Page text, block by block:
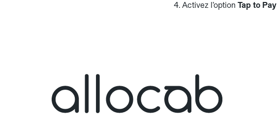
Activez l’optionTap to Pay